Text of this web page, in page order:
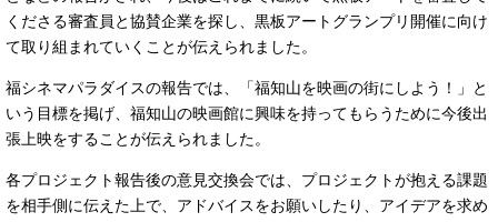
くださる審査員と協賛企業を探し、黒板アートグランプリ開催に向け
て取り組まれていくことが伝えられました。
福シネマパラダイスの報告では、「福知山を映画の街にしよう！」と
いう目標を掲げ、福知山の映画館に興味を持ってもらうために今後出
張上映をすることが伝えられました。
各プロジェクト報告後の意見交換会では、プロジェクトが抱える課題
を相手側に伝えた上で、アドバイスをお願いしたり、アイデアを求め